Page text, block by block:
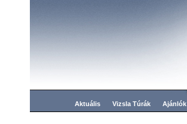
Aktuális Vizsla Túrák Ajánlók